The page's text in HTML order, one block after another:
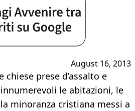
August 16, 2013
chiese prese d’as­salto e
le abitazioni, le
mi­noranza cristiana messi a